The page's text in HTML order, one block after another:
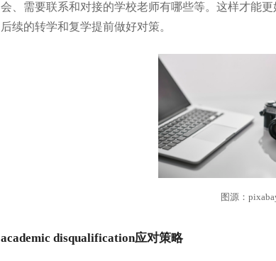
会、需要联系和对接的学校老师有哪些等。这样才能
后续的转学和复学提前做好对策。
图源：
academic disqualification应对策略